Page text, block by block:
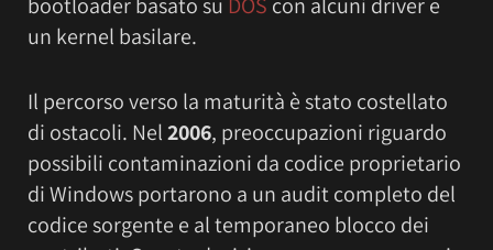
bootloader basato su DOS con alcuni driver e
un kernel basilare.
Il percorso verso la maturità è stato costellato
di ostacoli. Nel2006, preoccupazioni riguardo
possibili contaminazioni da codice proprietario
di Windows portarono a un audit completo del
codice sorgente e al temporaneo blocco dei